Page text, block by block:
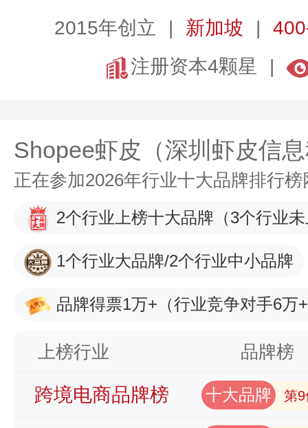
2015年创立 新加坡
注册资本4颗星
Shopee虾皮（深圳虾皮信
正在参加2026年行业十大品牌排行
2个行业上榜十大品牌 （3个行业
1个行业大品牌/2个行业中小品牌
品牌得票1万+ （行业竞争对手6万
上榜行业 品牌榜
跨境电商品牌榜 十大品牌 第9